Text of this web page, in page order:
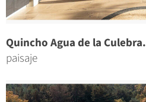
Quincho Agua de la Culebra.
paisaje